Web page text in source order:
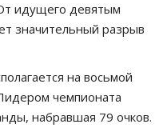
идущего девятым
значительный разрыв
на восьмой
чемпионата
набравшая 79 очков.